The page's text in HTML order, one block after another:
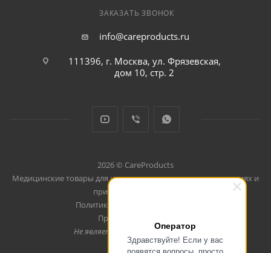
Оператор
Здравствуйте! Если у вас
ЗАКАЗАТЬ ЗВОНОК
info@careproducts.ru
111396, г. Москва, ул. Фрязевская,
дом 10, стр. 2
2026 © CareProducts
Медицинские товары для использования дома, в путешествиях и
при занятиях спортом
Политика конфеденциальности
Продвижение сайта
Не является публичной офертой